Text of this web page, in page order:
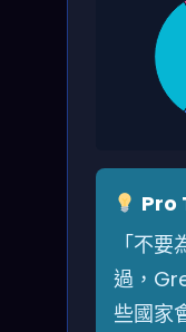
Pro
「不
過，
些國家